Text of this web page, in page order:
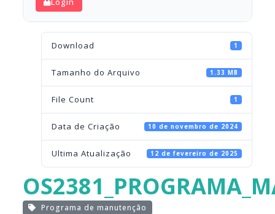
Download 1
Tamanho do Arquivo 1.33 MB
File Count 1
Data de Criação 10 de novembro de 2024
Ultima Atualização 12 de fevereiro de 2025
Programa de manutenção